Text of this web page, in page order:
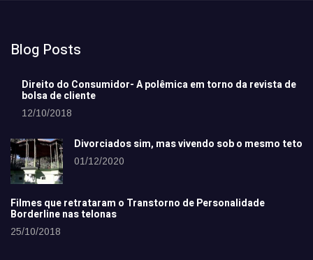
Blog Posts
Direito do Consumidor- A polêmica em torno da revista de
bolsa de cliente
12/10/2018
Divorciados sim, mas vivendo sob o mesmo teto
01/12/2020
Filmes que retrataram o Transtorno de Personalidade
Borderline nas telonas
25/10/2018